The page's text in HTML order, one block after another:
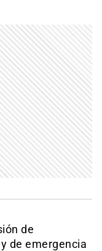
de
de emergencia